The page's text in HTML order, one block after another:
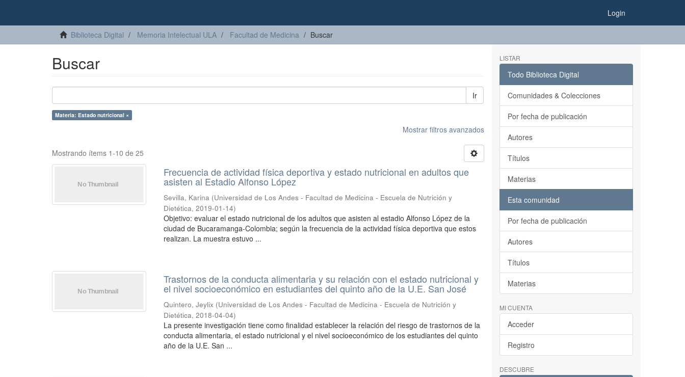
Login
Biblioteca Digital Memoria Intelectual ULA Facultad de Medicina Buscar
Buscar
Ir
Materia: Estado nutricional ×
Mostrar filtros avanzados
Mostrando ítems 1-10 de 25
Frecuencia de actividad física deportiva y estado nutricional en adultos que
asisten al Estadio Alfonso López
Sevilla, Karina (Universidad de Los Andes - Facultad de Medicina - Escuela de Nutrición y
Dietética,2019-01-14)
Objetivo: evaluar el estado nutricional de los adultos que asisten al estadio Alfonso López de la
ciudad de Bucaramanga-Colombia; según la frecuencia de la actividad física deportiva que estos
realizan. La muestra estuvo ...
Trastornos de la conducta alimentaria y su relación con el estado nutricional y
el nivel socioeconómico en estudiantes del quinto año de la U.E. San José
Quintero, Jeylix (Universidad de Los Andes - Facultad de Medicina - Escuela de Nutrición y
Dietética,2018-04-04)
La presente investigación tiene como finalidad establecer la relación del riesgo de trastornos de la
conducta alimentaria, el estado nutricional y el nivel socioeconómico de los estudiantes del quinto
año de la U.E. San ...
LISTAR
Todo Biblioteca Digital
Comunidades & Colecciones
Por fecha de publicación
Autores
Títulos
Materias
Esta comunidad
Por fecha de publicación
Autores
Títulos
Materias
MI CUENTA
Acceder
Registro
DESCUBRE